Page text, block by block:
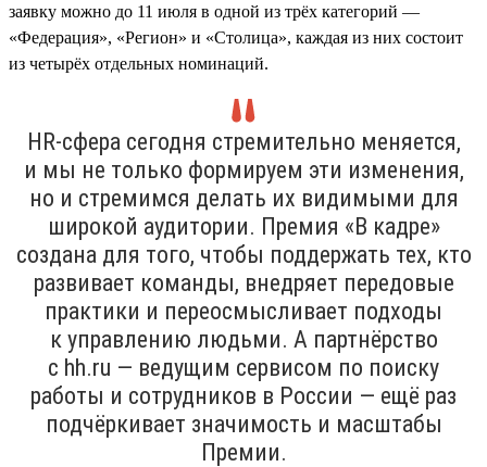
заявку можно до 11 июля в одной из трёх категорий —
«Федерация», «Регион» и «Столица», каждая из них состоит
из четырёх отдельных номинаций.
HR-сфера сегодня стремительно меняется,
и мы не только формируем эти изменения,
но и стремимся делать их видимыми для
широкой аудитории. Премия «В кадре»
создана для того, чтобы поддержать тех, кто
развивает команды, внедряет передовые
практики и переосмысливает подходы
к управлению людьми. А партнёрство
с hh.ru — ведущим сервисом по поиску
работы и сотрудников в России — ещё раз
подчёркивает значимость и масштабы
Премии.